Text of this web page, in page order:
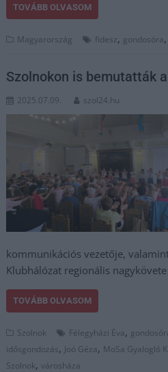
TOVÁBB OLVASOM
Magyarország fidesz, gondosóra,
Szolnokon is bemutatták
2025.07.09. szol24.hu
kommunikációs vezetője,
Klubhálózat regionális
TOVÁBB OLVASOM
Szolnok Félegyházi Éva,
idősgondozás, Joó Géza, MoSa Gyalogló
Szolnok,városháza